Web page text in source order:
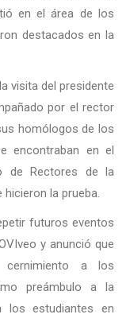
en el área de los
destacados en la
visita del presidente
por el rector
homólogos de los
encontraban en el
de Rectores de la
la prueba.
futuros eventos
y anunció que
cernimiento a los
preámbulo a la
los estudiantes en